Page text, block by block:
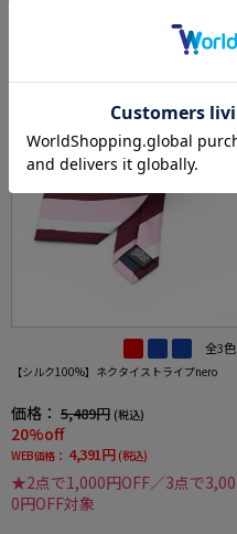
全3色
【シルク100%】ネクタイストライプnero
価格： 5,489円 (税込)
20%off
WEB価格： 4,391円 (税込)
★2点で1,000円OFF／3点で3,00
0円OFF対象